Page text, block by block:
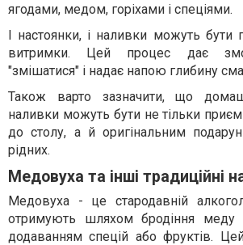
ягодами, медом, горіхами і спеціями.
І настоянки, і наливки можуть бути
витримки. Цей процес дає
"змішатися" і надає напою глибину
Також варто зазначити, що
наливки можуть бути не тільки
до столу, а й оригінальним
рідних.
Медовуха та інші традиційні
Медовуха - це стародавній
отримують шляхом бродіння меду
додаванням спецій або фруктів.